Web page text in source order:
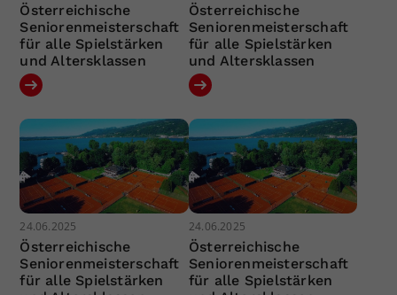
Österreichische
Seniorenmeisterschaft
für alle Spielstärken
und Altersklassen
Österreichische
Seniorenmeisterschaft
für alle Spielstärken
und Altersklassen
24.06.2025
Österreichische
Seniorenmeisterschaft
für alle Spielstärken
24.06.2025
Österreichische
Seniorenmeisterschaft
für alle Spielstärken